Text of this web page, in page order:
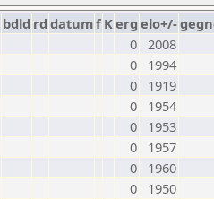
bdld rd datumf Kerg elo+/-
0 2008
0
1994
0
1919
0
1954
0
1953
0
1957
0
1960
0
1950